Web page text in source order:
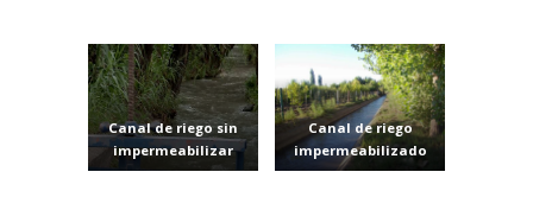
Canal de riego sin
impermeabilizar
Canal de riego
impermeabilizado